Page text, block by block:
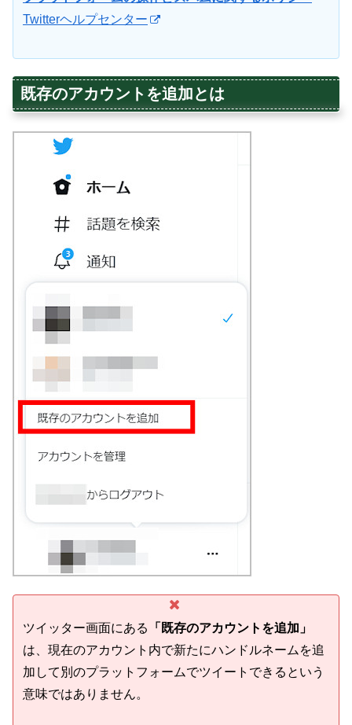
Twitterヘルプセンター
既存のアカウントを追加とは
ツイッター画面にある
「既存のアカウントを追加」
は、現在のアカウント内で新たにハンドルネームを追
加して別のプラットフォームでツイートできるという
意味ではありません。